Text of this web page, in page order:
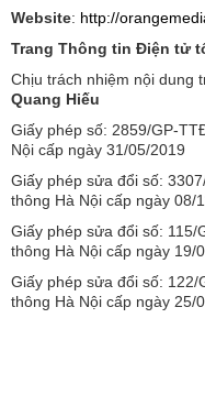
Website: http://
Trang Thông tin Điện tử
Chịu trách nhiệm nội dung
Quang Hiếu
Giấy phép số: 2859/GP-
Nội cấp ngày 31/05/2019
Giấy phép sửa đổi số:
thông Hà Nội cấp ngày 08/
Giấy phép sửa đổi số:
thông Hà Nội cấp ngày 19/
Giấy phép sửa đổi số:
thông Hà Nội cấp ngày 25/